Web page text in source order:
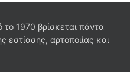
1970 βρίσκεται πάντα
εστίασης, αρτοποιίας και